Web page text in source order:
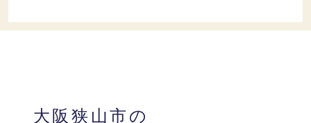
大阪狭山市の